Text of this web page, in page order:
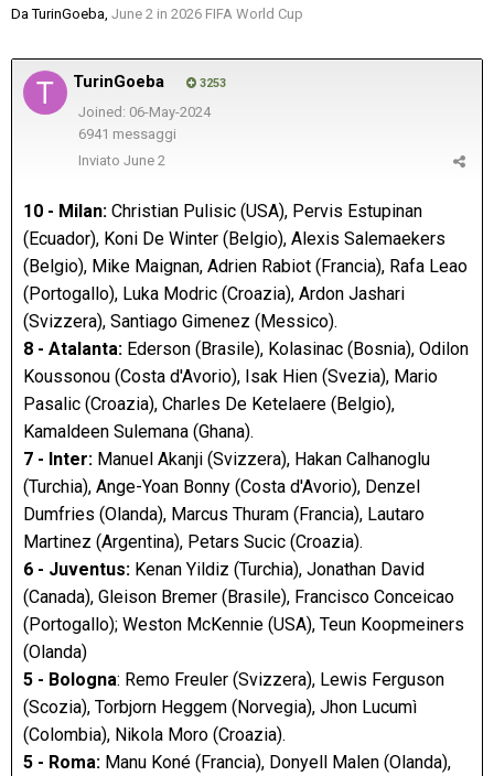
DaTurinGoeba, June 2 in 2026 FIFA World Cup
TurinGoeba 3253
Joined: 06-May-2024
6941 messaggi
Inviato June 2
10 - Milan: Christian Pulisic (USA), Pervis Estupinan
(Ecuador), Koni De Winter (Belgio), Alexis Salemaekers
(Belgio), Mike Maignan, Adrien Rabiot (Francia), Rafa Leao
(Portogallo), Luka Modric (Croazia), Ardon Jashari
(Svizzera), Santiago Gimenez (Messico).
8 - Atalanta: Ederson (Brasile), Kolasinac (Bosnia), Odilon
Koussonou (Costa d'Avorio), Isak Hien (Svezia), Mario
Pasalic (Croazia), Charles De Ketelaere (Belgio),
Kamaldeen Sulemana (Ghana).
7 - Inter: Manuel Akanji (Svizzera), Hakan Calhanoglu
(Turchia), Ange-Yoan Bonny (Costa d'Avorio), Denzel
Dumfries (Olanda), Marcus Thuram (Francia), Lautaro
Martinez (Argentina), Petars Sucic (Croazia).
6 - Juventus: Kenan Yildiz (Turchia), Jonathan David
(Canada), Gleison Bremer (Brasile), Francisco Conceicao
(Portogallo); Weston McKennie (USA), Teun Koopmeiners
(Olanda)
5 - Bologna: Remo Freuler (Svizzera), Lewis Ferguson
(Scozia), Torbjorn Heggem (Norvegia), Jhon Lucumì
(Colombia), Nikola Moro (Croazia).
5 - Roma: Manu Koné (Francia), Donyell Malen (Olanda),